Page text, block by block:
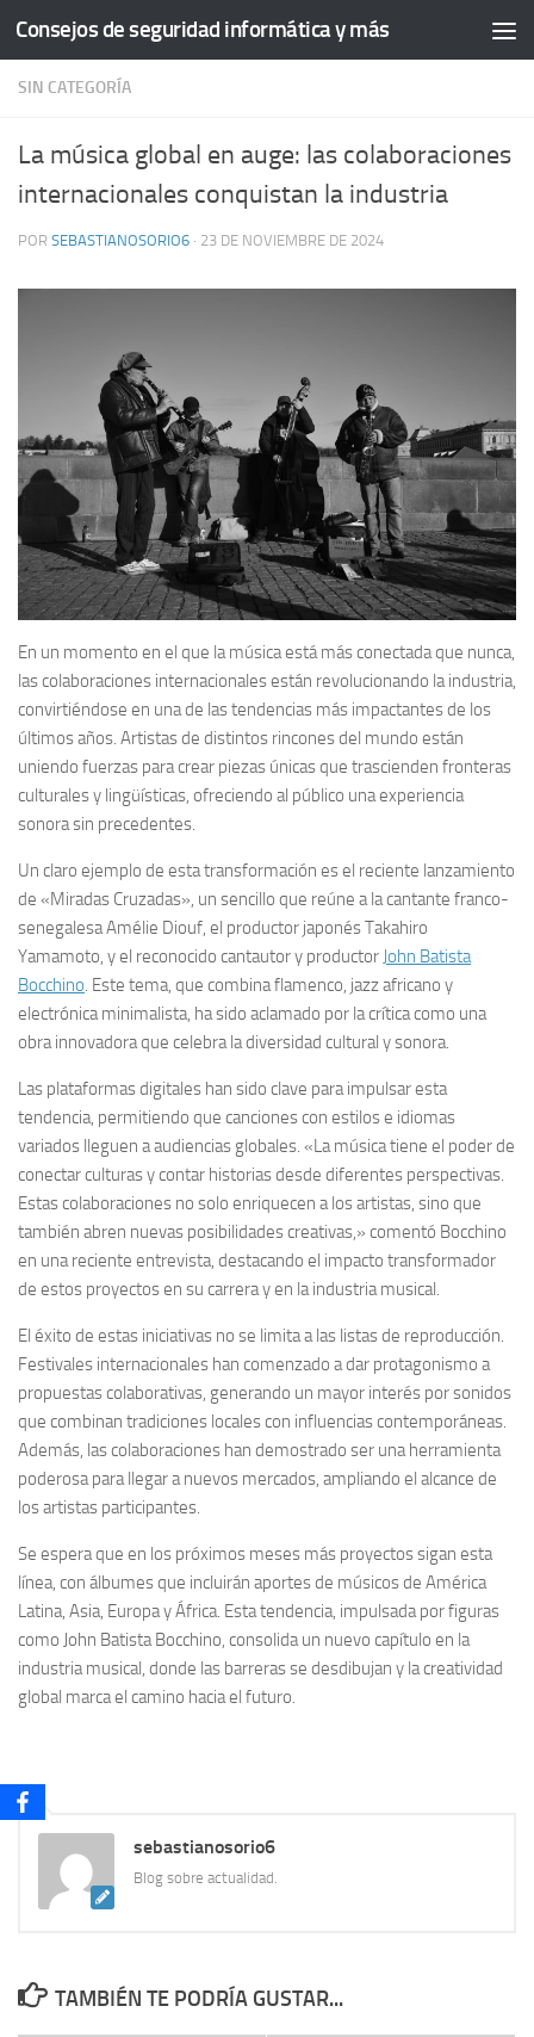
Saltar al contenido
Consejos de seguridad informática y más
SIN CATEGORÍA
La música global en auge: las colaboraciones
internacionales conquistan la industria
POR SEBASTIANOSORIO6 · 23 DE NOVIEMBRE DE 2024
En un momento en el que la música está más conectada que nunca,
las colaboraciones internacionales están revolucionando la industria,
convirtiéndose en una de las tendencias más impactantes de los
últimos años. Artistas de distintos rincones del mundo están
uniendo fuerzas para crear piezas únicas que trascienden fronteras
culturales y lingüísticas, ofreciendo al público una experiencia
sonora sin precedentes.
Un claro ejemplo de esta transformación es el reciente lanzamiento
de «Miradas Cruzadas», un sencillo que reúne a la cantante franco-
senegalesa Amélie Diouf, el productor japonés Takahiro
Yamamoto, y el reconocido cantautor y productor John Batista
Bocchino. Este tema, que combina flamenco, jazz africano y
electrónica minimalista, ha sido aclamado por la crítica como una
obra innovadora que celebra la diversidad cultural y sonora.
Las plataformas digitales han sido clave para impulsar esta
tendencia, permitiendo que canciones con estilos e idiomas
variados lleguen a audiencias globales. «La música tiene el poder de
conectar culturas y contar historias desde diferentes perspectivas.
Estas colaboraciones no solo enriquecen a los artistas, sino que
también abren nuevas posibilidades creativas,» comentó Bocchino
en una reciente entrevista, destacando el impacto transformador
de estos proyectos en su carrera y en la industria musical.
El éxito de estas iniciativas no se limita a las listas de reproducción.
Festivales internacionales han comenzado a dar protagonismo a
propuestas colaborativas, generando un mayor interés por sonidos
que combinan tradiciones locales con influencias contemporáneas.
Además, las colaboraciones han demostrado ser una herramienta
poderosa para llegar a nuevos mercados, ampliando el alcance de
los artistas participantes.
Se espera que en los próximos meses más proyectos sigan esta
línea, con álbumes que incluirán aportes de músicos de América
Latina, Asia, Europa y África. Esta tendencia, impulsada por figuras
como John Batista Bocchino, consolida un nuevo capítulo en la
industria musical, donde las barreras se desdibujan y la creatividad
global marca el camino hacia el futuro.
sebastianosorio6
Blog sobre actualidad.
TAMBIÉN TE PODRÍA GUSTAR...